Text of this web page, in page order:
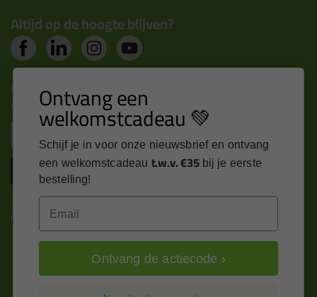
Altijd op de hoogte blijven?
Nieuws, tips en exclusieve deals rechtstreeks in je
inbox
Inschrijven
Kitcentrum is trots op:
Ontvang een
welkomstcadeau 💚
Schijf je in voor onze nieuwsbrief en ontvang
een welkomstcadeau t.w.v. €35 bij je eerste
bestelling!
Email
Ontvang de actiecode ›